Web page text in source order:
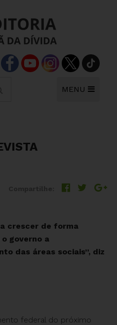
MENU
crescer de forma
governo a
das áreas sociais”, diz
federal do próximo